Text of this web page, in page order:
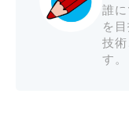
誰
を
技
す。